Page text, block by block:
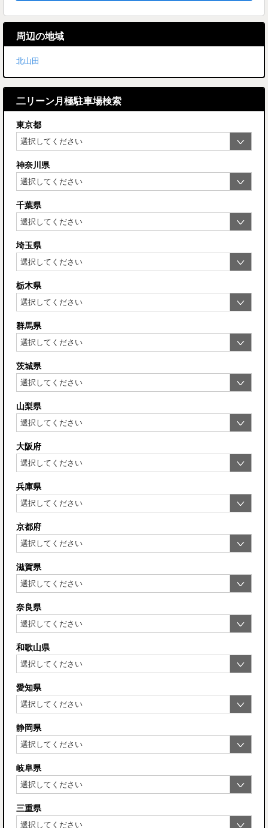
周辺の地域
北山田
二リーン月極駐車場検索
東京都
神奈川県
千葉県
埼玉県
栃木県
群馬県
茨城県
山梨県
大阪府
兵庫県
京都府
滋賀県
奈良県
和歌山県
愛知県
静岡県
岐阜県
三重県